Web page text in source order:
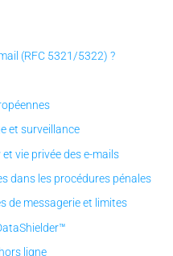
(RFC 5321/5322) ?
et surveillance
vie privée des e-mails
dans les procédures pénales
de messagerie et limites
ligne